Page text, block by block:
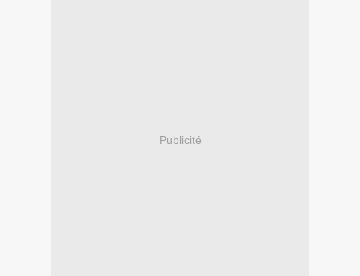
Publicité